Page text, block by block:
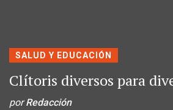
SALUD Y EDUCACIÓN
Clítoris diversos para
porRedacción